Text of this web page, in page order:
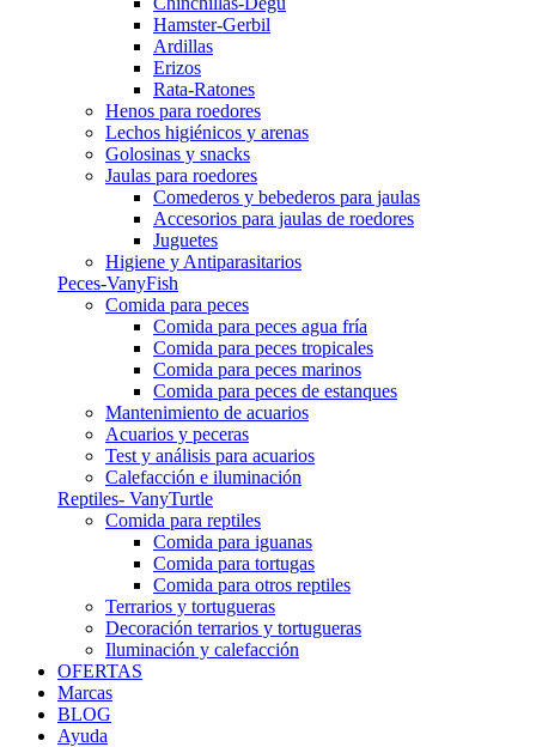
Hamster-Gerbil
Ardillas
Erizos
Rata-Ratones
Henos para roedores
Lechos higiénicos y arenas
Golosinas y snacks
Jaulas para roedores
Comederos y bebederos para jaulas
Accesorios para jaulas de roedores
Juguetes
Higiene y Antiparasitarios
Peces-VanyFish
Comida para peces
Comida para peces agua fría
Comida para peces tropicales
Comida para peces marinos
Comida para peces de estanques
Mantenimiento de acuarios
Acuarios y peceras
Test y análisis para acuarios
Calefacción e iluminación
Reptiles- VanyTurtle
Comida para reptiles
Comida para iguanas
Comida para tortugas
Comida para otros reptiles
Terrarios y tortugueras
Decoración terrarios y tortugueras
Iluminación y calefacción
OFERTAS
Marcas
BLOG
Ayuda